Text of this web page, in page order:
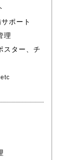
ポート
理
スター、チ
etc